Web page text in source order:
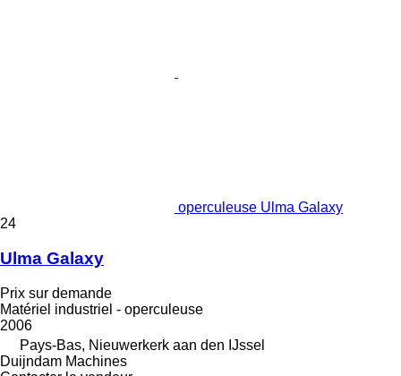
operculeuse Ulma Galaxy
24
Ulma Galaxy
Prix sur demande
Matériel industriel - operculeuse
2006
Pays-Bas, Nieuwerkerk aan den IJssel
Duijndam Machines